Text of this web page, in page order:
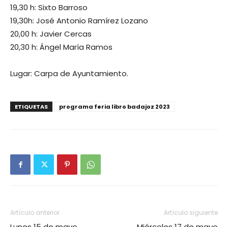
19,30 h: Sixto Barroso
19,30h: José Antonio Ramírez Lozano
20,00 h: Javier Cercas
20,30 h: Ángel María Ramos
Lugar: Carpa de Ayuntamiento.
ETIQUETAS programa feria libro badajoz 2023
Artículo anterior Artículo siguiente